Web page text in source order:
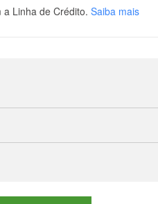
a Linha de Crédito. Saiba mais